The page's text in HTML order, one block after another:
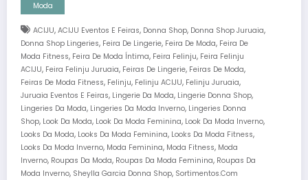
Moda
ACIJU, ACIJU Eventos E Feiras, Donna Shop, Donna Shop Juruaia,
Donna Shop Lingeries, Feira De Lingerie, Feira De Moda, Feira De
Moda Fitness, Feira De Moda Íntima, Feira Felinju, Feira Felinju
ACIJU, Feira Felinju Juruaia, Feiras De Lingerie, Feiras De Moda,
Feiras De Moda Fitness, Felinju, Felinju ACIJU, Felinju Juruaia,
Juruaia Eventos E Feiras, Lingerie Da Moda, Lingerie Donna Shop,
Lingeries Da Moda, Lingeries Da Moda Inverno, Lingeries Donna
Shop, Look Da Moda, Look Da Moda Feminina, Look Da Moda Inverno,
Looks Da Moda, Looks Da Moda Feminina, Looks Da Moda Fitness,
Looks Da Moda Inverno, Moda Feminina, Moda Fitness, Moda
Inverno, Roupas Da Moda, Roupas Da Moda Feminina, Roupas Da
Moda Inverno, Sheylla Garcia Donna Shop, Sortimentos.com